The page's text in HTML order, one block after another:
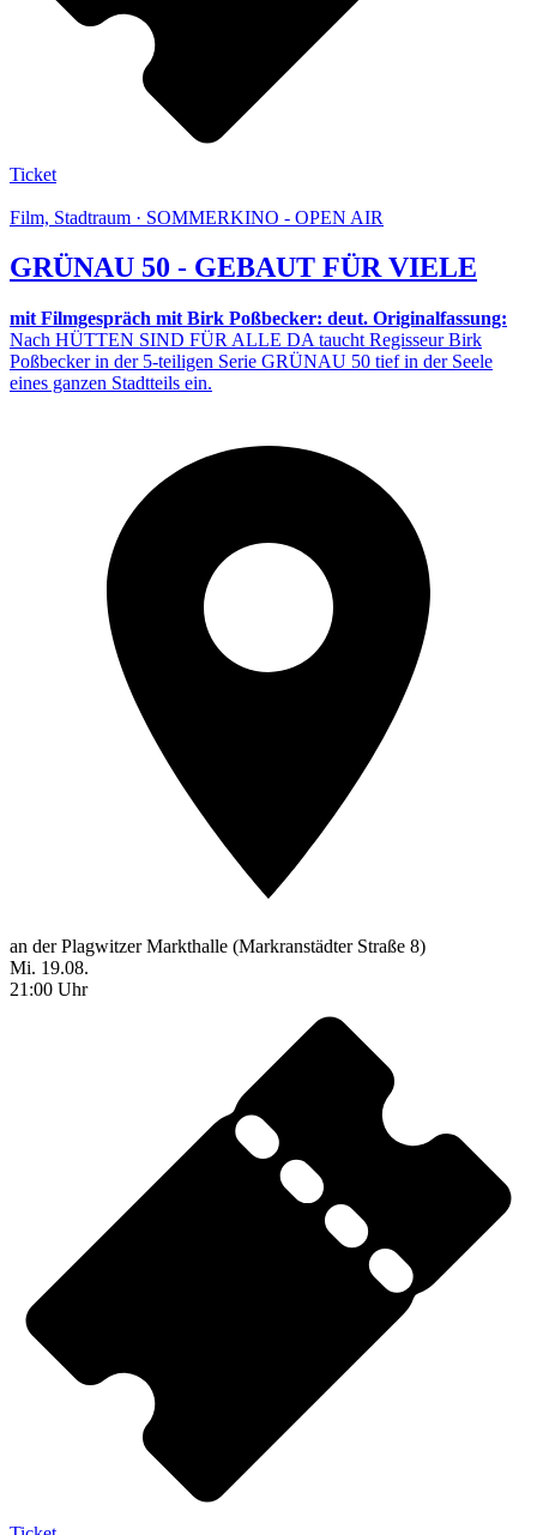
Ticket
Film, Stadtraum · SOMMERKINO - OPEN AIR
GRÜNAU 50 - GEBAUT FÜR VIELE
mit Filmgespräch mit Birk Poßbecker: deut. Originalfassung:
Nach HÜTTEN SIND FÜR ALLE DA taucht Regisseur Birk
Poßbecker in der 5-teiligen Serie GRÜNAU 50 tief in der Seele
eines ganzen Stadtteils ein.
an der Plagwitzer Markthalle (Markranstädter Straße 8)
Mi. 19.08.
21:00 Uhr